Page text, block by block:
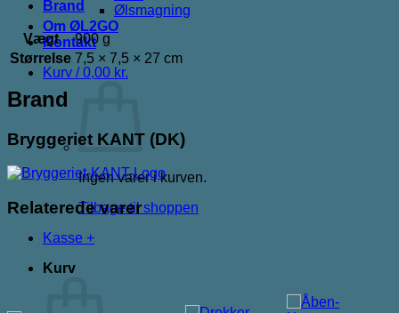
Ølsmagning
Om ØL2GO
Kontakt
Kurv /0,00 kr.
Ingen varer i kurven.
Tilbage til shoppen
Kasse +
Kurv
Brand
Vægt
900 g
Størrelse 7,5 × 7,5 × 27 cm
Brand
Bryggeriet KANT (DK)
Relaterede varer